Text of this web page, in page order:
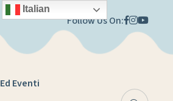
Follow Us On:
Eventi
Italian